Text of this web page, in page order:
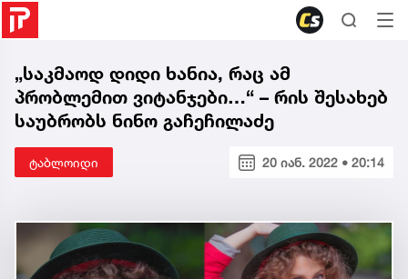
„საკმაოდ დიდი ხანია, რაც ამ
პრობლემით ვიტანჯები…“ – რის შესახებ
საუბრობს ნინო გაჩეჩილაძე
ტაბლოიდი 20 იან. 2022 • 20:14